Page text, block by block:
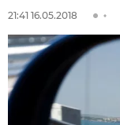
21:41 16.05.2018